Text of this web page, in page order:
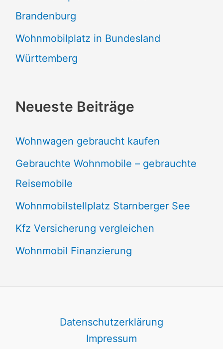
Brandenburg
Wohnmobilplatz in Bundesland
Württemberg
Neueste Beiträge
Wohnwagen gebraucht kaufen
Gebrauchte Wohnmobile – gebrauchte
Reisemobile
Wohnmobilstellplatz Starnberger See
Kfz Versicherung vergleichen
Wohnmobil Finanzierung
Datenschutzerklärung
Impressum